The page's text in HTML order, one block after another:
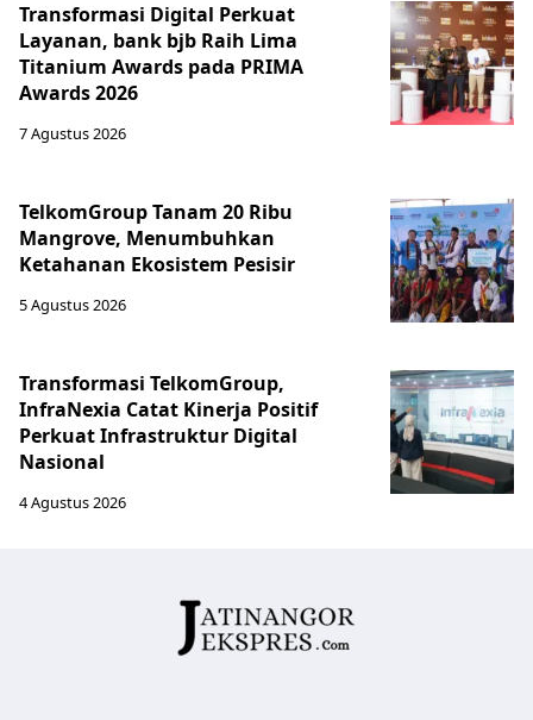
Transformasi Digital Perkuat
Layanan, bank bjb Raih Lima
Titanium Awards pada PRIMA
Awards 2026
7 Agustus 2026
TelkomGroup Tanam 20 Ribu
Mangrove, Menumbuhkan
Ketahanan Ekosistem Pesisir
5 Agustus 2026
Transformasi TelkomGroup,
InfraNexia Catat Kinerja Positif
Perkuat Infrastruktur Digital
Nasional
4 Agustus 2026